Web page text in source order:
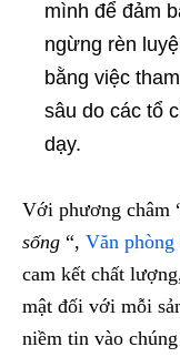
mình để đảm
ngừng rèn
bằng việc
sâu do các tổ
dạy.
Với phương châm
sống “, Văn
cam kết chất
mật đối với mỗi
niềm tin vào